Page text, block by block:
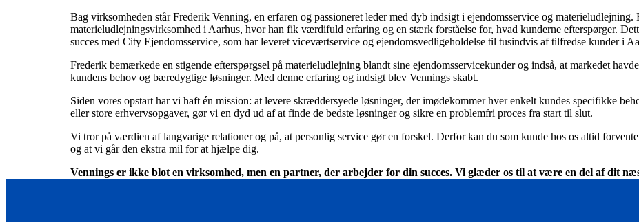
Bag virksomheden står Frederik Venning, en erfaren og passioneret leder med dyb indsigt i ejendomsservice og materieludlejning.
materieludlejningsvirksomhed i Aarhus, hvor han fik værdifuld erfaring og en stærk forståelse for, hvad kunderne efterspørger.
succes med City Ejendomsservice, som har leveret viceværtservice og ejendomsvedligeholdelse til tusindvis af tilfredse kunder i
Frederik bemærkede en stigende efterspørgsel på materieludlejning blandt sine ejendomsservicekunder og indså, at markedet
kundens behov og bæredygtige løsninger. Med denne erfaring og indsigt blev Vennings skabt.
Siden vores opstart har vi haft én mission: at levere skræddersyede løsninger, der imødekommer hver enkelt kundes specifikke
eller store erhvervsopgaver, gør vi en dyd ud af at finde de bedste løsninger og sikre en problemfri proces fra start til slut.
Vi tror på værdien af langvarige relationer og på, at personlig service gør en forskel. Derfor kan du som kunde hos os altid
og at vi går den ekstra mil for at hjælpe dig.
Vennings er ikke blot en virksomhed, men en partner, der arbejder for din succes. Vi glæder os til at være en del af dit